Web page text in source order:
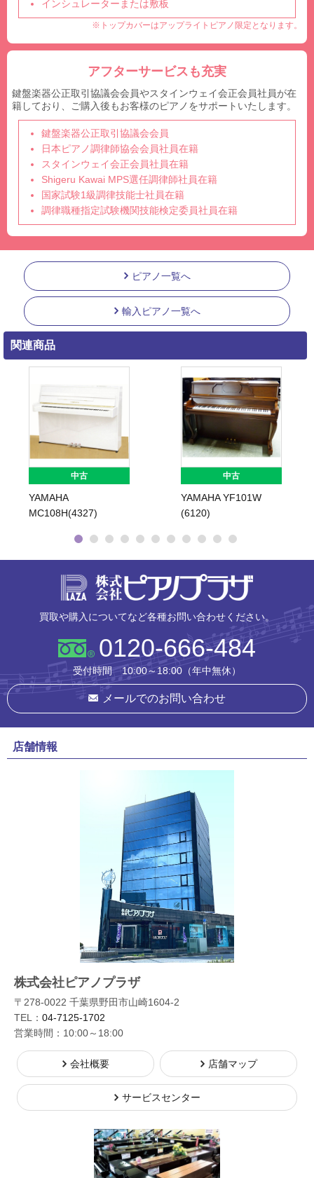
インシュレーターまたは敷板
※トップカバーはアップライトピアノ限定となります。
アフターサービスも充実
鍵盤楽器公正取引協議会会員やスタインウェイ会正会員社員が在
籍しており、ご購入後もお客様のピアノをサポートいたします。
鍵盤楽器公正取引協議会会員
日本ピアノ調律師協会会員社員在籍
スタインウェイ会正会員社員在籍
Shigeru Kawai MPS選任調律師社員在籍
国家試験1級調律技能士社員在籍
調律職種指定試験機関技能検定委員社員在籍
ピアノ一覧へ
輸入ピアノ一覧へ
関連商品
中古
YAMAHA
MC108H(4327)
中古
YAMAHA YF101W
(6120)
買取や購入についてなど各種お問い合わせください。
0120-666-484
受付時間 10:00～18:00（年中無休）
メールでのお問い合わせ
店舗情報
株式会社ピアノプラザ
〒278-0022 千葉県野田市山崎1604-2
TEL： 04-7125-1702
営業時間：10:00～18:00
会社概要 店舗マップ
サービスセンター